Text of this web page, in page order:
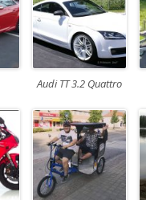
Audi TT 3.2 Quattro